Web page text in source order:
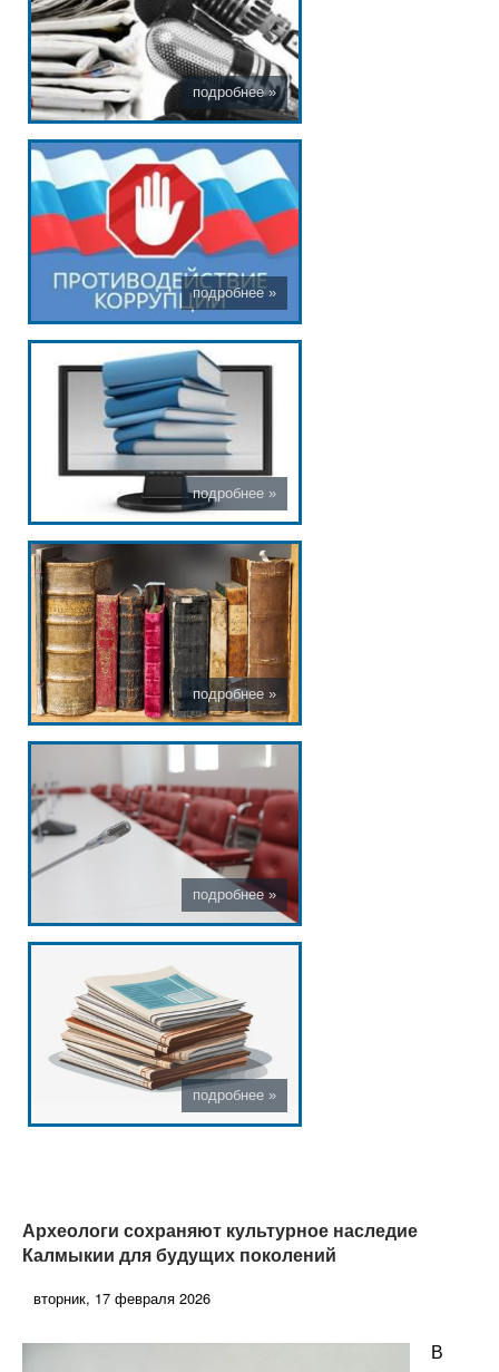
Археологи сохраняют культурное наследие
Калмыкии для будущих поколений
вторник, 17 февраля 2026
В